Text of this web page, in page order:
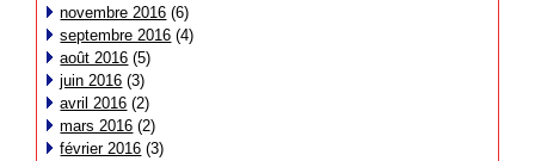
novembre 2016 (6)
septembre 2016 (4)
août 2016 (5)
juin 2016 (3)
avril 2016 (2)
mars 2016 (2)
février 2016 (3)